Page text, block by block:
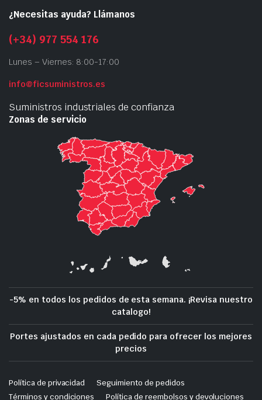
¿Necesitas ayuda? Llámanos
(+34) 977 554 176
Lunes – Viernes: 8:00-17:00
info@ficsuministros.es
Suministros industriales de confianza
Zonas de servicio
-5% en todos los pedidos de esta semana. ¡Revisa nuestro
catalogo!
Portes ajustados en cada pedido para ofrecer los mejores
precios
Política de privacidad
Seguimiento de pedidos
Términos y condiciones
Política de reembolsos y devoluciones